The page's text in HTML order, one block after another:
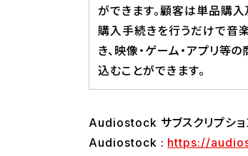
ができます。顧客は単品購
購入手続きを行うだけで音
き、映像・ゲーム・アプリ等
込むことができます。
Audiostock サブスクリプショ
Audiostock : https://